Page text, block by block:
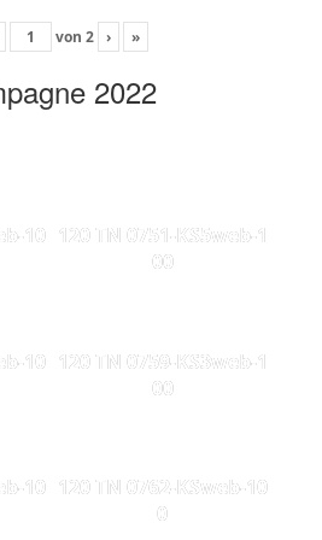
von 2 › »
2022
10 120 TN 0751-KS5web-1
00
10 120 TN 0759-KS3web-1
00
10 120 TN 0762-KSweb-10
0